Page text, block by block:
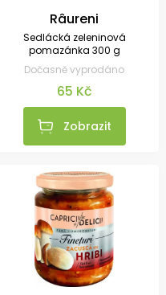
Râureni
Sedlácká zeleninová
pomazánka 300 g
Dočasně vyprodáno
65 Kč
Zobrazit